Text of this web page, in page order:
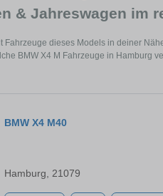
& Jahreswagen im
dieses Models in deiner
BMW X4 M Fahrzeuge in Hamburg
BMW X4 M40
Hamburg, 21079